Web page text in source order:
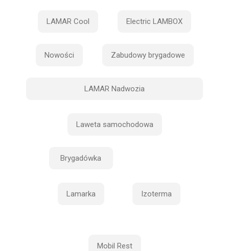
LAMAR Cool Electric LAMBOX
Nowości Zabudowy brygadowe
LAMAR Nadwozia
Laweta samochodowa
Brygadówka
Lamarka Izoterma
Mobil Rest